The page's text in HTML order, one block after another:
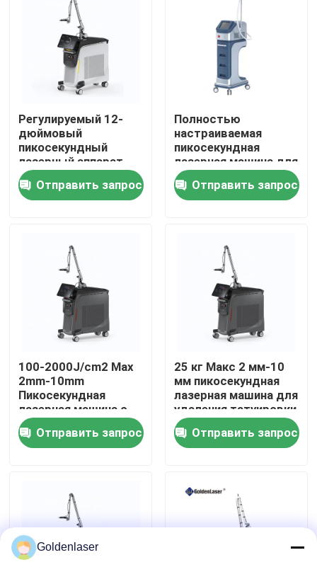
Дом
Продукты
VR - шоу
Путешествие фабрики
Проверка качества
Новости
Спросите цитату
Регулируемый 12-
дюймовый
пикосекундный
лазерный аппарат
Отправить запрос
Полностью
настраиваемая
пикосекундная
лазерная машина для
удаления татуировок
100-2000J/Cm2
Выход мощности
Отправить запрос
100-2000J/cm2 Max
2mm-10mm
Пикосекундная
лазерная машина с
12-дюймовым
экраном
Отправить запрос
25 кг Макс 2 мм-10
мм пикосекундная
лазерная машина для
удаления татуировки
с длиной волны 532
нм\\1064 нм\\755 нм
Отправить запрос
Goldenlaser